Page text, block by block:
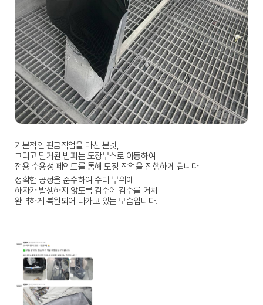
기본적인 판금작업을 마친 본넷,
그리고 탈거된 범퍼는 도장부스로 이동하여
전용 수용성 페인트를 통해 도장 작업을 진행하게 됩니다.
정확한 공정을 준수하여 수리 부위에
하자가 발생하지 않도록 검수에 검수를 거쳐
완벽하게 복원되어 나가고 있는 모습입니다.